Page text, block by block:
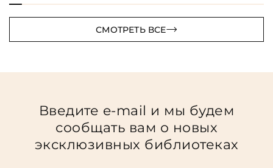
СМОТРЕТЬ ВСЕ
Введите e-mail и мы будем
сообщать вам о новых
эксклюзивных библиотеках